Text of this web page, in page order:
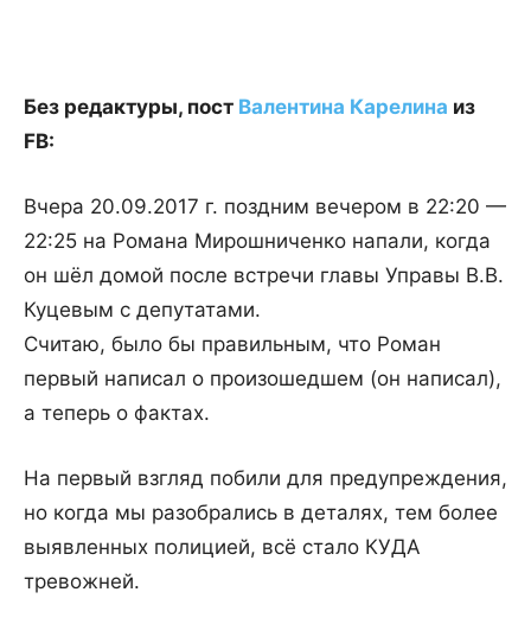
Без редактуры, пост Валентина Карелина из
FB:
Вчера 20.09.2017 г. поздним вечером в 22:20 —
22:25 на Романа Мирошниченко напали, когда
он шёл домой после встречи главы Управы В.В.
Куцевым с депутатами.
Считаю, было бы правильным, что Роман
первый написал о произошедшем (он написал),
а теперь о фактах.
На первый взгляд побили для предупреждения,
но когда мы разобрались в деталях, тем более
выявленных полицией, всё стало КУДА
тревожней.